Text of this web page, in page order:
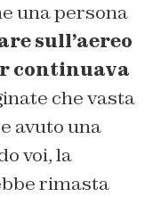
una persona
sull’aereo
continuava
che vasta
avuto una
voi, la
rimasta